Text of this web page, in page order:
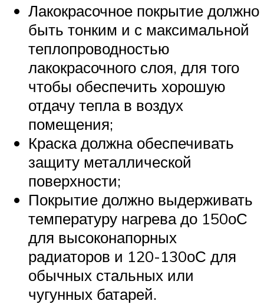
Лакокрасочное покрытие должно
быть тонким и с максимальной
теплопроводностью
лакокрасочного слоя, для того
чтобы обеспечить хорошую
отдачу тепла в воздух
помещения;
Краска должна обеспечивать
защиту металлической
поверхности;
Покрытие должно выдерживать
температуру нагрева до 150оС
для высоконапорных
радиаторов и 120-130оС для
обычных стальных или
чугунных батарей.